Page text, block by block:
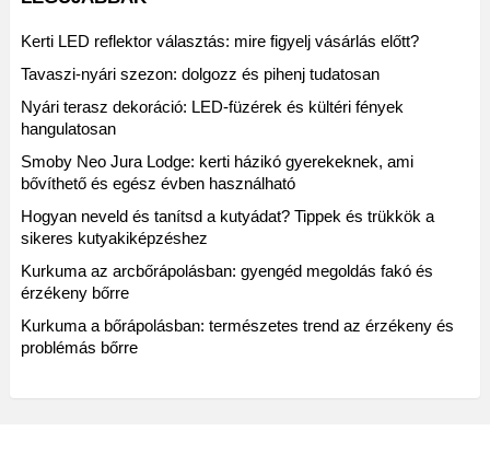
Kerti LED reflektor választás: mire figyelj vásárlás előtt?
Tavaszi-nyári szezon: dolgozz és pihenj tudatosan
Nyári terasz dekoráció: LED-füzérek és kültéri fények
hangulatosan
Smoby Neo Jura Lodge: kerti házikó gyerekeknek, ami
bővíthető és egész évben használható
Hogyan neveld és tanítsd a kutyádat? Tippek és trükkök a
sikeres kutyakiképzéshez
Kurkuma az arcbőrápolásban: gyengéd megoldás fakó és
érzékeny bőrre
Kurkuma a bőrápolásban: természetes trend az érzékeny és
problémás bőrre